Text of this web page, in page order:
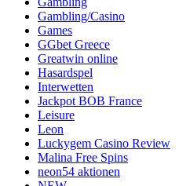
Gambling/Casino
Games
GGbet Greece
Greatwin online
Hasardspel
Interwetten
Jackpot BOB France
Leisure
Leon
Luckygem Casino Review
Malina Free Spins
neon54 aktionen